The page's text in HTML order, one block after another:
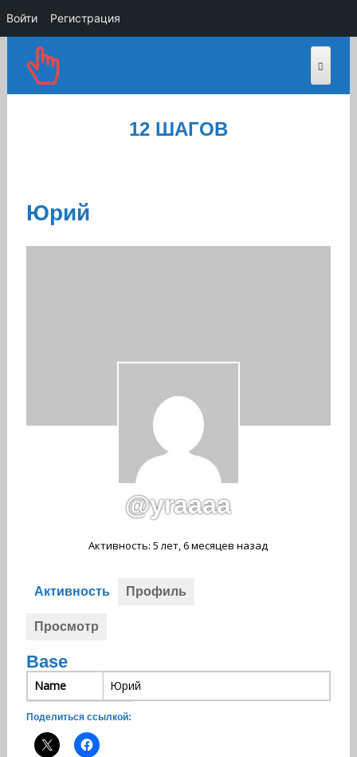
Войти Регистрация
12 ШАГОВ
Юрий
@yraaaa
Активность: 5 лет, 6 месяцев назад
Активность Профиль
Просмотр
Base
Name Юрий
Поделиться ссылкой: